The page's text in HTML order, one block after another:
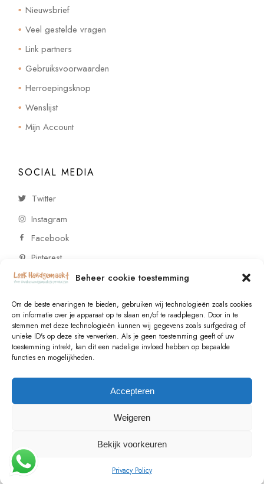
Beheer cookie toestemming
Om de beste ervaringen te bieden, gebruiken wij technologieën zoals cookies
om informatie over je apparaat op te slaan en/of te raadplegen. Door in te
stemmen met deze technologieën kunnen wij gegevens zoals surfgedrag of
unieke ID's op deze site verwerken. Als je geen toestemming geeft of uw
toestemming intrekt, kan dit een nadelige invloed hebben op bepaalde
functies en mogelijkheden.
Accepteren
Weigeren
Bekijk voorkeuren
Privacy Policy
Nieuwsbrief
Veel gestelde vragen
Link partners
Gebruiksvoorwaarden
Herroepingsknop
Wenslijst
Mijn Account
SOCIAL MEDIA
Twitter
Instagram
Facebook
Pinterest
CONTACT
Vragen of wensen? Neem contact op!
+31 (0)6 229 021 29
© 2023 , All Rights Reserved